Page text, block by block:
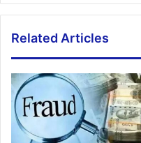
Related Articles